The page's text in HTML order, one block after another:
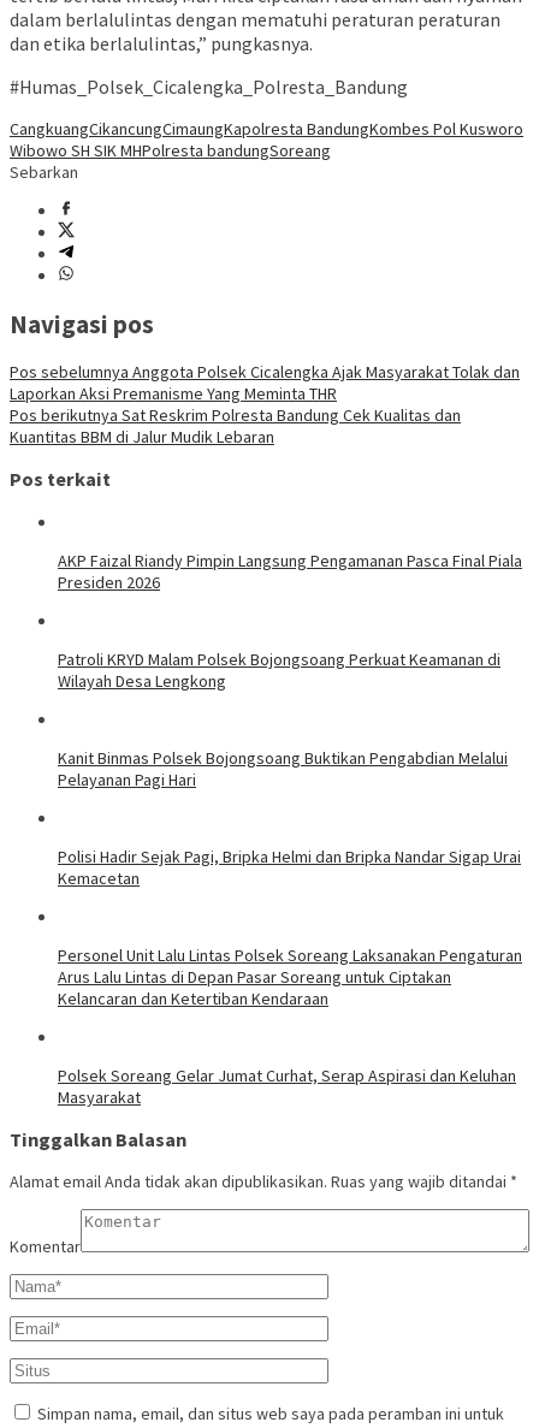
dalam berlalulintas dengan mematuhi peraturan peraturan
dan etika berlalulintas,” pungkasnya.
#Humas_Polsek_Cicalengka_Polresta_Bandung
CangkuangCikancungCimaungKapolresta BandungKombes Pol Kusworo
Wibowo SH SIK MHPolresta bandungSoreang
Sebarkan
Navigasi pos
Pos sebelumnya Anggota Polsek Cicalengka Ajak Masyarakat Tolak dan
Laporkan Aksi Premanisme Yang Meminta THR
Pos berikutnya Sat Reskrim Polresta Bandung Cek Kualitas dan
Kuantitas BBM di Jalur Mudik Lebaran
Pos terkait
AKP Faizal Riandy Pimpin Langsung Pengamanan Pasca Final Piala
Presiden 2026
Patroli KRYD Malam Polsek Bojongsoang Perkuat Keamanan di
Wilayah Desa Lengkong
Kanit Binmas Polsek Bojongsoang Buktikan Pengabdian Melalui
Pelayanan Pagi Hari
Polisi Hadir Sejak Pagi, Bripka Helmi dan Bripka Nandar Sigap Urai
Kemacetan
Personel Unit Lalu Lintas Polsek Soreang Laksanakan Pengaturan
Arus Lalu Lintas di Depan Pasar Soreang untuk Ciptakan
Kelancaran dan Ketertiban Kendaraan
Polsek Soreang Gelar Jumat Curhat, Serap Aspirasi dan Keluhan
Masyarakat
Tinggalkan Balasan
Alamat email Anda tidak akan dipublikasikan. Ruas yang wajib ditandai *
Komentar
Simpan nama, email, dan situs web saya pada peramban ini untuk